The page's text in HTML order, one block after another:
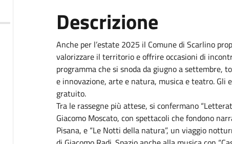
Descrizione
Anche per l’estate 2025 il Comune di Scarlino
valorizzare il territorio e offrire occasioni di
programma che si snoda da giugno a settembre,
e innovazione, arte e natura, musica e teatro. Gli
gratuito.
Tra le rassegne più attese, si confermano
Giacomo Moscato, con spettacoli che fondono
Pisana, e “Le Notti della natura”, un viaggio